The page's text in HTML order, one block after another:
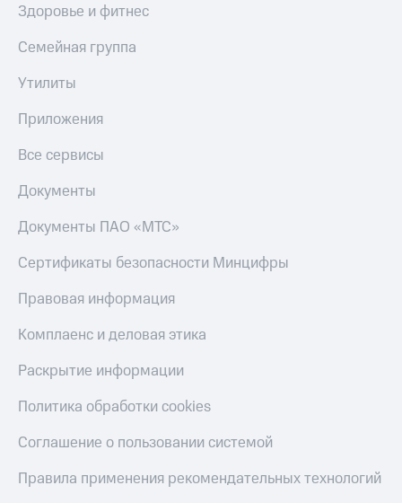
Все
Здоровье и фитнес
Семейная группа
Утилиты
Приложения
Все сервисы
Документы
Документы ПАО «МТС»
Сертификаты безопасности Минцифры
Правовая информация
Комплаенс и деловая этика
Раскрытие информации
Политика обработки cookies
Соглашение о пользовании системой
Правила применения рекомендательных технологий